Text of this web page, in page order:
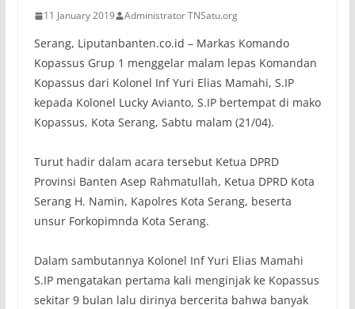
11 January 2019 Administrator TNSatu.org
Serang, Liputanbanten.co.id – Markas Komando
Kopassus Grup 1 menggelar malam lepas Komandan
Kopassus dari Kolonel Inf Yuri Elias Mamahi, S.IP
kepada Kolonel Lucky Avianto, S.IP bertempat di mako
Kopassus, Kota Serang, Sabtu malam (21/04).
Turut hadir dalam acara tersebut Ketua DPRD
Provinsi Banten Asep Rahmatullah, Ketua DPRD Kota
Serang H. Namin, Kapolres Kota Serang, beserta
unsur Forkopimnda Kota Serang.
Dalam sambutannya Kolonel Inf Yuri Elias Mamahi
S.IP mengatakan pertama kali menginjak ke Kopassus
sekitar 9 bulan lalu dirinya bercerita bahwa banyak